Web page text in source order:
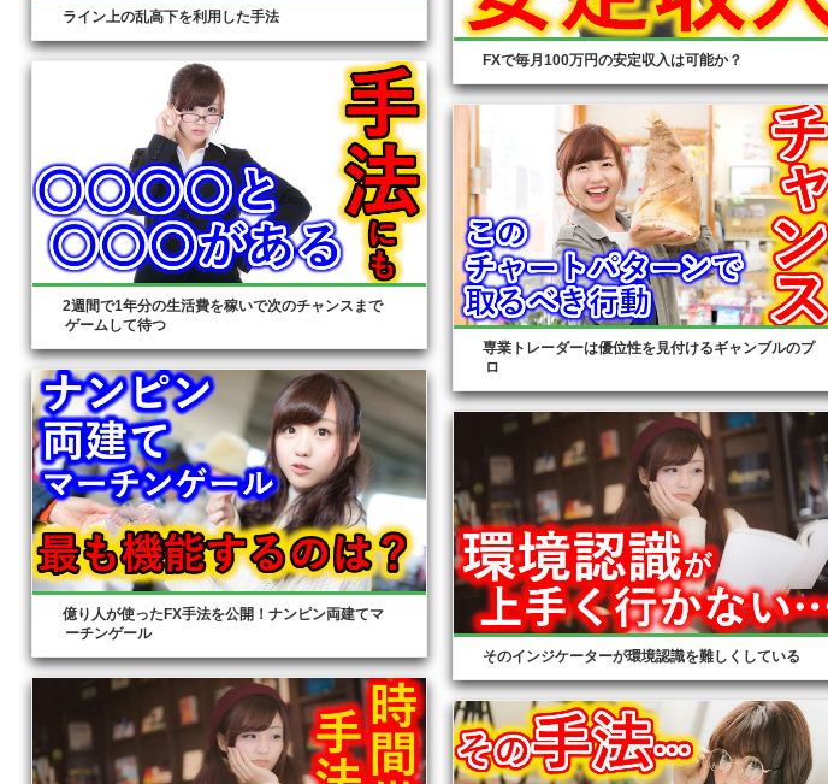
ライン上の乱高下を利用した手法
FXで毎月100万円の安定収入は可能か？
2週間で1年分の生活費を稼いで次のチャンスまで
ゲームして待つ
専業トレーダーは優位性を見付けるギャンブルのプ
ロ
億り人が使ったFX手法を公開！ナンピン両建てマ
ーチンゲール
そのインジケーターが環境認識を難しくしている